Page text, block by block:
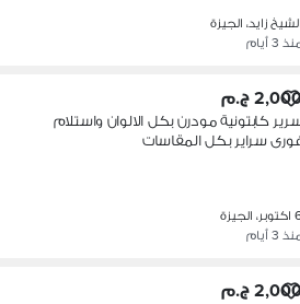
الشيخ زايد، الجيزة
3 أيام
ج.م
كابتونية مودرن بكل الالوان واستلام
سراير بكل المقاسات
الجيزة
3 أيام
ج.م